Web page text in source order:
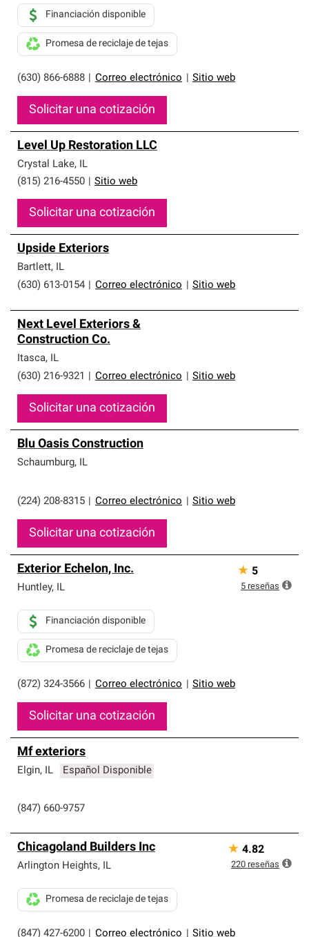
(630) 866-6888 Correo electrónico Sitio web
Financiación disponible
Promesa de reciclaje de tejas
Solicitar una cotización
Level Up Restoration LLC
Crystal Lake, IL
(815) 216-4550
Sitio web
Solicitar una cotización
Upside Exteriors
Bartlett, IL
(630) 613-0154
Correo electrónico Sitio web
Next Level Exteriors &
Construction Co.
Itasca, IL
(630) 216-9321
Correo electrónico Sitio web
Solicitar una cotización
Blu Oasis Construction
Schaumburg, IL
(224) 208-8315 Correo electrónico Sitio web
Solicitar una cotización
Exterior Echelon, Inc.
Huntley, IL
(872) 324-3566 Correo electrónico Sitio web
Financiación disponible
Promesa de reciclaje de tejas
Solicitar una cotización
★ 5
5 reseñas
Mf exteriors
Elgin, IL Español Disponible
(847) 660-9757
Chicagoland Builders Inc
Arlington Heights, IL
(847) 427-6200 Correo electrónico Sitio web
Promesa de reciclaje de tejas
★ 4.82
220 reseñas